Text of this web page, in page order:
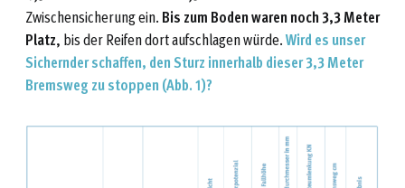
Zwischensicherung ein. Bis zum Boden waren noch 3,3 Meter
Platz, bis der Reifen dort aufschlagen würde.Wird es unser
Sichernder schaffen, den Sturz innerhalb dieser 3,3 Meter
Bremsweg zu stoppen (Abb. 1)?